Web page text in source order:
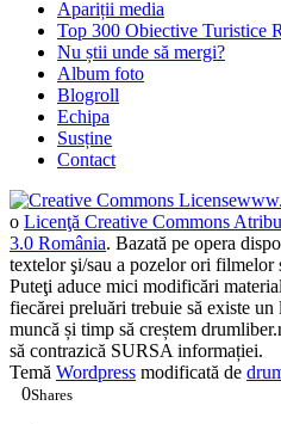
Susține
Contact
Licenţă Creative Commons
3.0 România. Bazată pe opera
textelor şi/sau a pozelor ori filmelor
Puteţi aduce mici modificări
fiecărei preluări trebuie să existe un
muncă și timp să creștem
să contrazică SURSA informației.
TemăWordpressmodificată de
0Shares
0